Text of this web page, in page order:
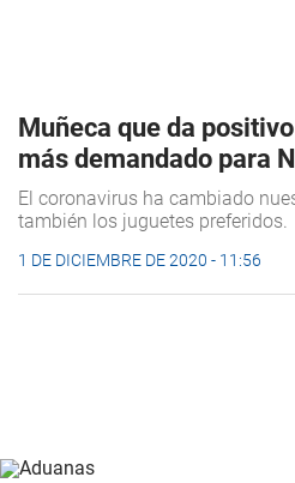
Muñeca que da
más demandado para
El coronavirus ha cambiado
también los juguetes preferidos.
1 DE DICIEMBRE DE 2020 - 11:56